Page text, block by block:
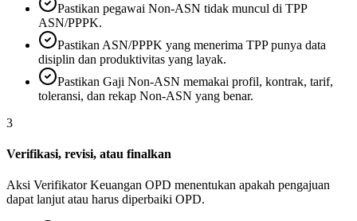
Pastikan pegawai Non-ASN tidak muncul di TPP
ASN/PPPK.
Pastikan ASN/PPPK yang menerima TPP punya data
disiplin dan produktivitas yang layak.
Pastikan Gaji Non-ASN memakai profil, kontrak, tarif,
toleransi, dan rekap Non-ASN yang benar.
3
Verifikasi, revisi, atau finalkan
Aksi Verifikator Keuangan OPD menentukan apakah pengajuan
dapat lanjut atau harus diperbaiki OPD.